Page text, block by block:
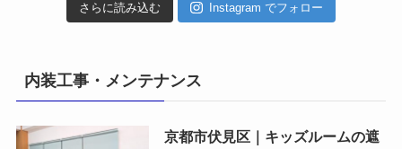
さらに読み込む Instagram でフォロー
内装工事・メンテナンス
京都市伏見区｜キッズルームの遮